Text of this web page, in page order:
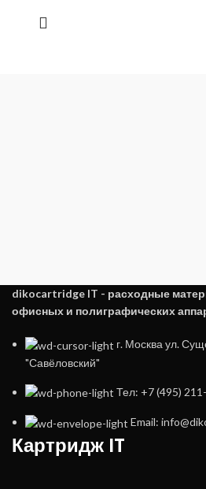
dikocartridge IT - расходные
офисных и полиграфических
г. Москва ул.
"Савёловский"
Тел: +7 (495)
Email:
Картридж IT